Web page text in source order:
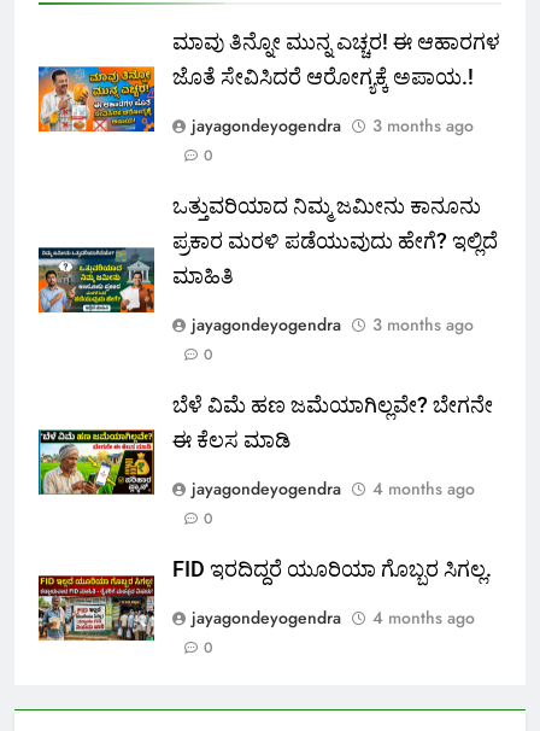
ಮಾವು ತಿನ್ನೋ ಮುನ್ನ ಎಚ್ಚರ! ಈ ಆಹಾರಗಳ
ಜೊತೆ ಸೇವಿಸಿದರೆ ಆರೋಗ್ಯಕ್ಕೆ ಅಪಾಯ.!
jayagondeyogendra
3 months ago
0
ಒತ್ತುವರಿಯಾದ ನಿಮ್ಮ ಜಮೀನು ಕಾನೂನು
ಪ್ರಕಾರ ಮರಳಿ ಪಡೆಯುವುದು ಹೇಗೆ? ಇಲ್ಲಿದೆ
ಮಾಹಿತಿ
jayagondeyogendra
3 months ago
0
ಬೆಳೆ ವಿಮೆ ಹಣ ಜಮೆಯಾಗಿಲ್ಲವೇ? ಬೇಗನೇ
ಈ ಕೆಲಸ ಮಾಡಿ
jayagondeyogendra
4 months ago
0
FID ಇರದಿದ್ದರೆ ಯೂರಿಯಾ ಗೊಬ್ಬರ ಸಿಗಲ್ಲ.
jayagondeyogendra
4 months ago
0